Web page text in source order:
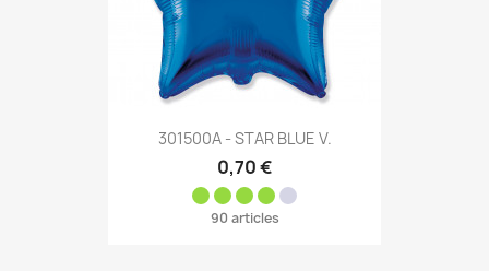
301500A - STAR BLUE V.
0,70 €
90 articles